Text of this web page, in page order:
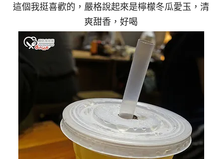
這個我挺喜歡的，嚴格說起來是檸檬冬瓜愛玉，清
爽甜香，好喝